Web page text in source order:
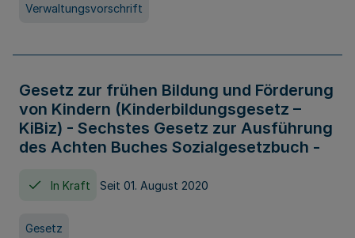
Verwaltungsvorschrift
Gesetz zur frühen Bildung und Förderung
von Kindern (Kinderbildungsgesetz –
KiBiz) - Sechstes Gesetz zur Ausführung
des Achten Buches Sozialgesetzbuch -
In Kraft Seit 01. August 2020
Gesetz